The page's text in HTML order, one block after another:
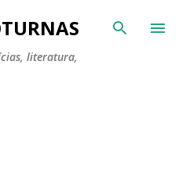
para o conteúdo principal
literatura,